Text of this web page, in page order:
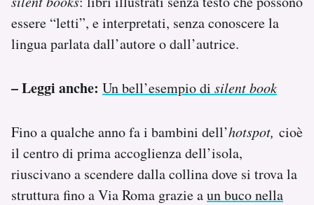
essere “letti”, e interpretati, senza conoscere la
lingua parlata dall’autore o dall’autrice.
– Leggi anche: Un bell’esempio di silent book
Fino a qualche anno fa i bambini dell’hotspot, cioè
il centro di prima accoglienza dell’isola,
riuscivano a scendere dalla collina dove si trova la
struttura fino a Via Roma grazie aun buco nella